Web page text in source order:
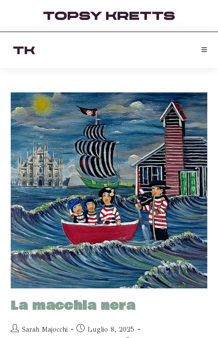
La macchia nera
Sarah Majocchi
Luglio 8, 2025